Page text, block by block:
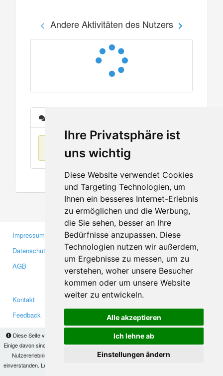
Ihre Privatsphäre ist
uns wichtig
Diese Website verwendet Cookies
und Targeting Technologien, um
Ihnen ein besseres Internet-Erlebnis
zu ermöglichen und die Werbung,
die Sie sehen, besser an Ihre
Bedürfnisse anzupassen. Diese
Technologien nutzen wir außerdem,
um Ergebnisse zu messen, um zu
verstehen, woher unsere Besucher
kommen oder um unsere Website
weiter zu entwickeln.
Alle akzeptieren
Ich lehne ab
Einstellungen ändern
Diese Seite verwendet Cookies, um Informationen auf Ihrem Computer zu speichern.
Einige davon sind notwendig, damit unsere Seite funktioniert, andere helfen uns dabei, das
Nutzererlebnis zu verbessern. Mit der Nutzung dieser Seite erklären Sie sich damit
einverstanden. Lesen Sie unsere
Andere Aktivitäten des Nutzers
Keine Einträge
Impressum
Datenschutzerklärung
AGB
Gewerbetreibende
Investoren
Medien
Kontakt
Feedback
Facebook
Twitter
YouTube
Google+